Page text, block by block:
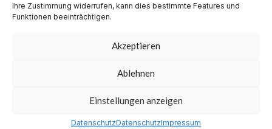
Ihre Zustimmung widerrufen, kann dies bestimmte Features und
Funktionen beeinträchtigen.
Akzeptieren
Ablehnen
Einstellungen anzeigen
DatenschutzDatenschutzImpressum
Juli 2024
Juni 2024
Dezember 2023
November 2023